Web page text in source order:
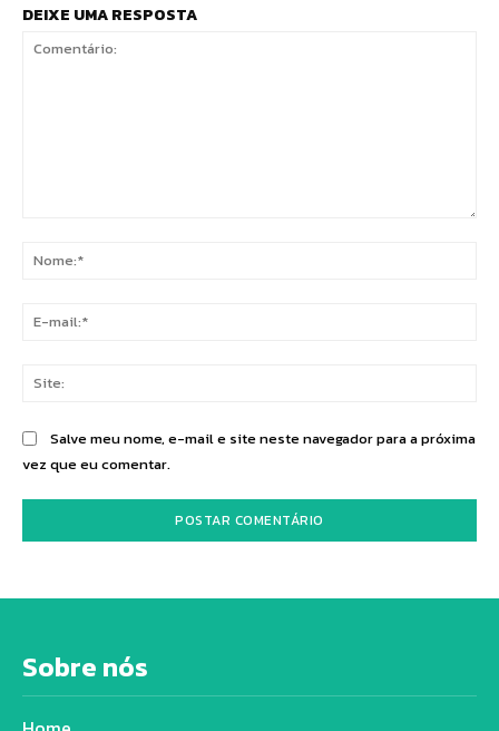
DEIXE UMA RESPOSTA
Salve meu nome, e-mail e site neste navegador para a próxima
vez que eu comentar.
Sobre nós